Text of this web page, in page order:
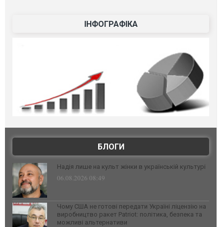
ІНФОГРАФІКА
БЛОГИ
Надія лише на культ жінки в українській культурі
06.08.2026 08:49
Чому США не готові передати Україні ліцензію на
виробництво ракет Patriot: політика, безпека та
можливі альтернативи